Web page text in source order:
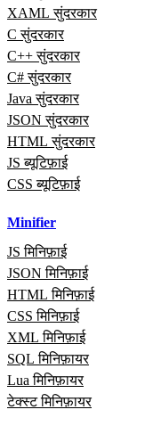
XAML सुंदरकार
C सुंदरकार
C++ सुंदरकार
C# सुंदरकार
Java सुंदरकार
JSON सुंदरकार
HTML सुंदरकार
JS ब्यूटिफ़ाई
CSS ब्यूटिफ़ाई
Minifier
JS मिनिफ़ाई
JSON मिनिफ़ाई
HTML मिनिफ़ाई
CSS मिनिफ़ाई
XML मिनिफ़ाई
SQL मिनिफ़ायर
Lua मिनिफ़ायर
टेक्स्ट मिनिफ़ायर